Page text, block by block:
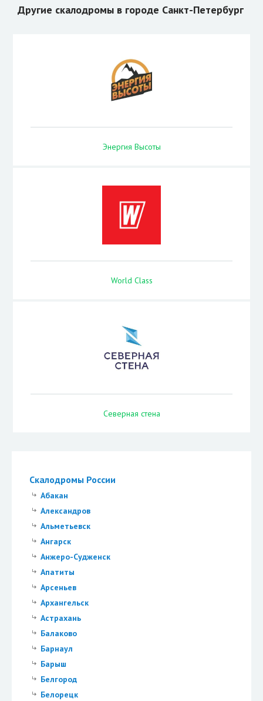
Скалодромы России
Абакан
Александров
Альметьевск
Ангарск
Анжеро-Судженск
Апатиты
Арсеньев
Архангельск
Астрахань
Балаково
Барнаул
Барыш
Белгород
Белорецк
Другие скалодромы в городе Санкт-Петербург
Энергия Высоты
World Class
Северная стена